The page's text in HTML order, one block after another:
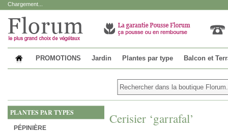
Chargement...
PROMOTIONS Jardin Plantes par type Balcon et
PLANTES PAR TYPES
PÉPINIÈRE
Cerisier ‘garrafal’